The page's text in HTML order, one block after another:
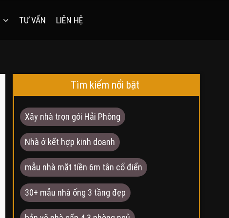
TƯ VẤN LIÊN HỆ
Tìm kiếm nổi bật
Xây nhà trọn gói Hải Phòng
Nhà ở kết hợp kinh doanh
mẫu nhà mặt tiền 6m tân cổ điển
30+ mẫu nhà ống 3 tầng đẹp